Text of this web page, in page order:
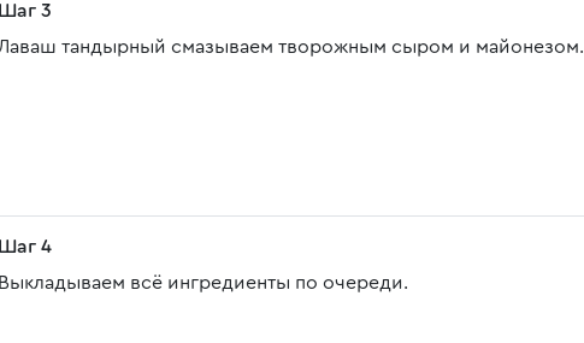
Шаг 3
тандырный смазываем творожным сыром и майонезом.
Шаг 4
Выкладываем всё ингредиенты по очереди.